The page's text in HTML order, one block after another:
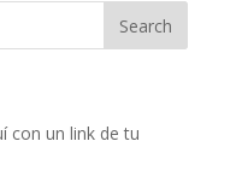
con un link de tu